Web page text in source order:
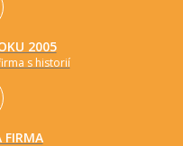
2005
s historií
FIRMA